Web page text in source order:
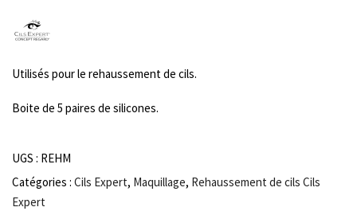
Utilisés pour le rehaussement de cils.
Boite de 5 paires de silicones.
UGS : REHM
Catégories : Cils Expert, Maquillage, Rehaussement de cils Cils
Expert